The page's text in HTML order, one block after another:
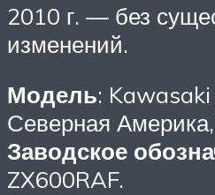
2010 г. — без
изменений.
Модель:
Северная
Заводское
ZX600RAF.